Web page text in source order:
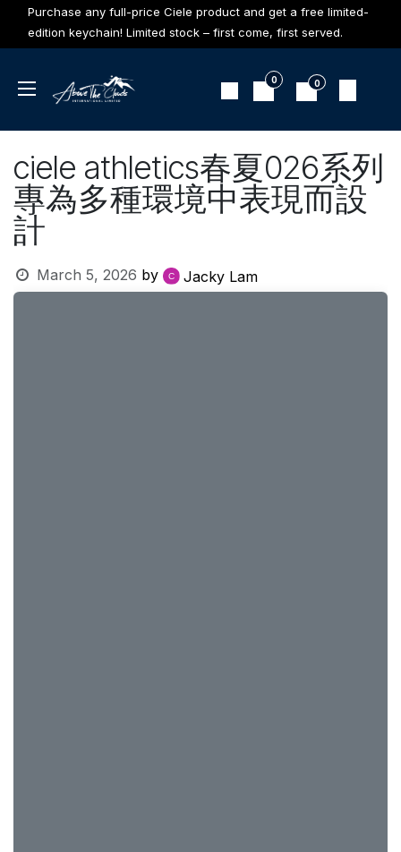
Skip to Content
Purchase any full-price Ciele product and get a free limited-
edition keychain! Limited stock – first come, first served.
0 0
ciele athletics春夏026系列
專為多種環境中表現而設
計
March 5, 2026 by Jacky Lam